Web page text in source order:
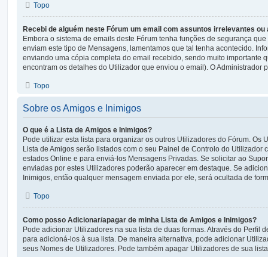
Topo
Recebi de alguém neste Fórum um email com assuntos irrelevantes ou
Embora o sistema de emails deste Fórum tenha funções de segurança
enviam este tipo de Mensagens, lamentamos que tal tenha acontecido.
enviando uma cópia completa do email recebido, sendo muito importante
encontram os detalhes do Utilizador que enviou o email). O Administrador
Topo
Sobre os Amigos e Inimigos
O que é a Lista de Amigos e Inimigos?
Pode utilizar esta lista para organizar os outros Utilizadores do Fórum. Os
Lista de Amigos serão listados com o seu Painel de Controlo do Utilizador
estados Online e para enviá-los Mensagens Privadas. Se solicitar ao
enviadas por estes Utilizadores poderão aparecer em destaque. Se
Inimigos, então qualquer mensagem enviada por ele, será ocultada de
Topo
Como posso Adicionar/apagar de minha Lista de Amigos e Inimigos?
Pode adicionar Utilizadores na sua lista de duas formas. Através do Perfil
para adicioná-los à sua lista. De maneira alternativa, pode adicionar
seus Nomes de Utilizadores. Pode também apagar Utilizadores de sua